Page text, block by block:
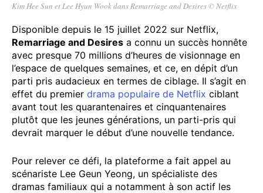
Kim Hee Sun et Lee Hyun Wook dans Remarriage and Desires©Netflix
Disponible depuis le 15 juillet 2022 sur Netflix,
Remarriage and Desires a connu un succès honnête
avec presque 70 millions d’heures de visionnage en
l’espace de quelques semaines, et ce, en dépit d’un
parti pris audacieux en termes de ciblage. Il s’agit en
effet du premier drama populaire de Netflix ciblant
avant tout les quarantenaires et cinquantenaires
plutôt que les jeunes générations, un parti-pris qui
devrait marquer le début d’une nouvelle tendance.
Pour relever ce défi, la plateforme a fait appel au
scénariste Lee Geun Yeong, un spécialiste des
dramas familiaux qui a notamment à son actif les